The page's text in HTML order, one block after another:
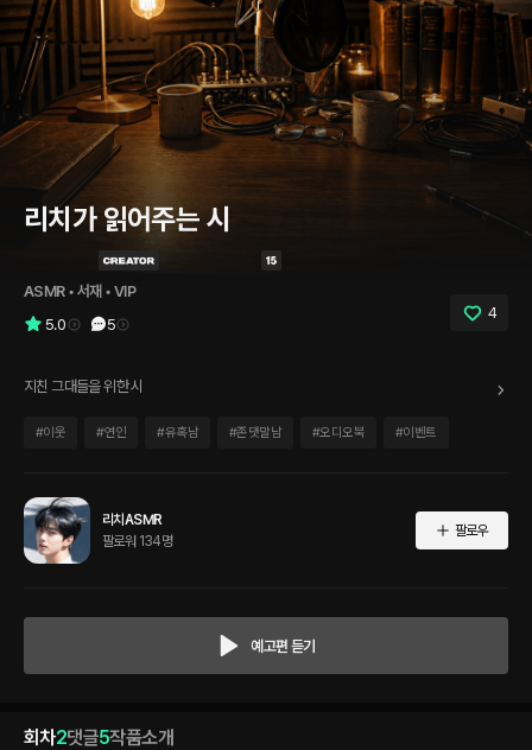
리치가 읽어주는 시
ASMR • 서재 • VIP
5.0
5
4
지친 그대들을 위한 시
#이웃 #연인 #유혹남 #존댓말남 #오디오북 #이벤트
리치ASMR
팔로워 134명
팔로우
예고편 듣기
회차2댓글5작품소개